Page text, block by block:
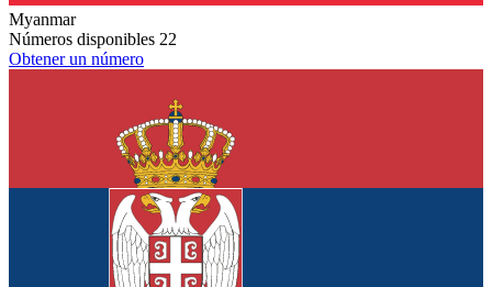
Myanmar
Números disponibles 22
Obtener un número